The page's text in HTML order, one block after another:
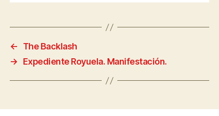
←
The Backlash
→
Expediente Royuela. Manifestación.